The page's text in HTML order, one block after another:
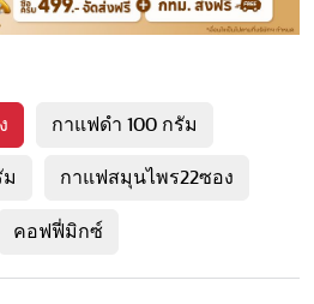
กาแฟดำ 100 กรัม
กาแฟสมุนไพร22ซอง
คอฟฟี่มิกซ์